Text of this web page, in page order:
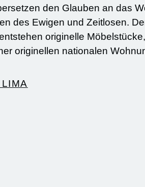
den Glauben an das Wertvolle und
des Ewigen und Zeitlosen.
originelle
originellen nationalen